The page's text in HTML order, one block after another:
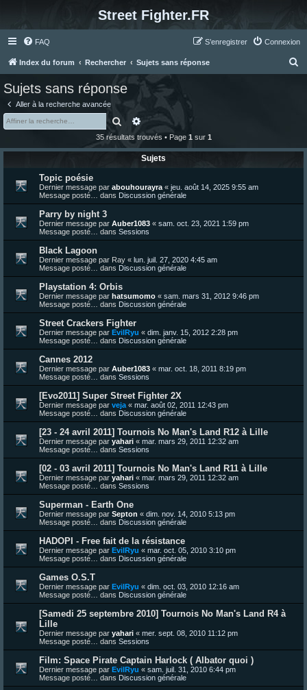
Street Fighter.FR
FAQ Connexion
S’enregistrer
Index du forum Rechercher Sujets sans réponse
Sujets sans réponse
Aller à la recherche avancée
RechercherRecherche avancée
35 résultats trouvés • Page 1 sur 1
Sujets
Topic poésie
Dernier message par abouhourayra « jeu. août 14, 2025 9:55 am
Message posté… dans Discussion générale
Parry by night 3
Dernier message par Auber1083 « sam. oct. 23, 2021 1:59 pm
Message posté… dans Sessions
Black Lagoon
Dernier message par Ray « lun. juil. 27, 2020 4:45 am
Message posté… dans Discussion générale
Playstation 4: Orbis
Dernier message par hatsumomo « sam. mars 31, 2012 9:46 pm
Message posté… dans Discussion générale
Street Crackers Fighter
Dernier message par EvilRyu « dim. janv. 15, 2012 2:28 pm
Message posté… dans Discussion générale
Cannes 2012
Dernier message par Auber1083 « mar. oct. 18, 2011 8:19 pm
Message posté… dans Sessions
[Evo2011] Super Street Fighter 2X
Dernier message par veja « mar. août 02, 2011 12:43 pm
Message posté… dans Discussion générale
[23 - 24 avril 2011] Tournois No Man's Land R12 à Lille
Dernier message par yahari « mar. mars 29, 2011 12:32 am
Message posté… dans Sessions
[02 - 03 avril 2011] Tournois No Man's Land R11 à Lille
Dernier message par yahari « mar. mars 29, 2011 12:32 am
Message posté… dans Sessions
Superman - Earth One
Dernier message par Septon « dim. nov. 14, 2010 5:13 pm
Message posté… dans Discussion générale
HADOPI - Free fait de la résistance
Dernier message par EvilRyu « mar. oct. 05, 2010 3:10 pm
Message posté… dans Discussion générale
Games O.S.T
Dernier message par EvilRyu « dim. oct. 03, 2010 12:16 am
Message posté… dans Discussion générale
[Samedi 25 septembre 2010] Tournois No Man's Land R4 à
Lille
Dernier message par yahari « mer. sept. 08, 2010 11:12 pm
Message posté… dans Sessions
Film: Space Pirate Captain Harlock ( Albator quoi )
Dernier message par EvilRyu « sam. juil. 31, 2010 6:44 pm
Message posté… dans Discussion générale